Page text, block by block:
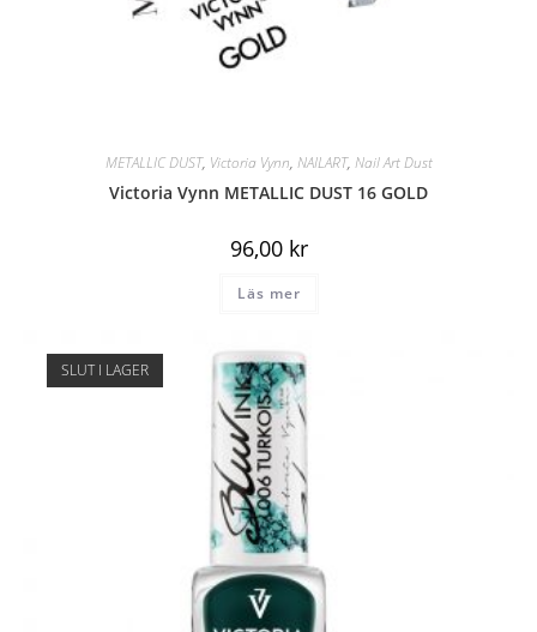
METALLIC DUST, Victoria Vynn, NAILART, Nail Art Dust
Victoria Vynn METALLIC DUST 16 GOLD
96,00 kr
Läs mer
SLUT I LAGER